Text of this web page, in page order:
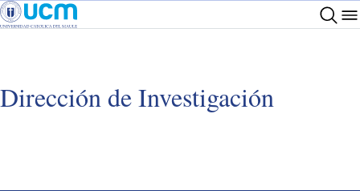
Dirección de Investigación